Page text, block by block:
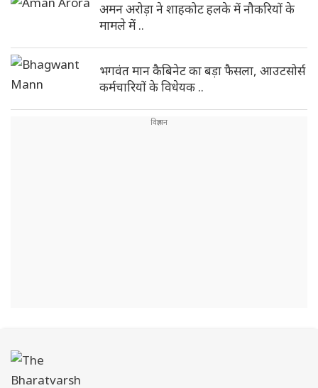
अमन अरोड़ा ने शाहकोट हलके में नौकरियों के
मामले में ..
भगवंत मान कैबिनेट का बड़ा फैसला, आउटसोर्स
कर्मचारियों के विधेयक ..